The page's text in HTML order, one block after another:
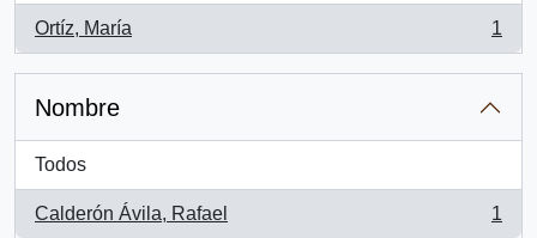
Ortíz, María
, 1 resultados
1
Nombre
Todos
Calderón Ávila, Rafael
, 1 resultados
1